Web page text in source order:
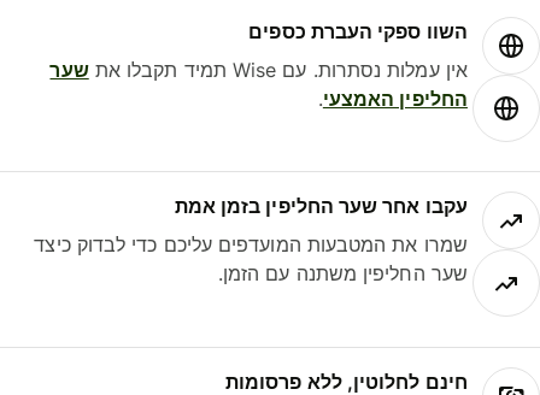
השוו ספקי העברת כספים
אין עמלות נסתרות. עם Wise תמיד תקבלו את
שער
החליפין האמצעי.
עקבו אחר שער החליפין בזמן אמת
שמרו את המטבעות המועדפים עליכם כדי לבדוק כיצד
שער החליפין משתנה עם הזמן.
חינם לחלוטין, ללא פרסומות